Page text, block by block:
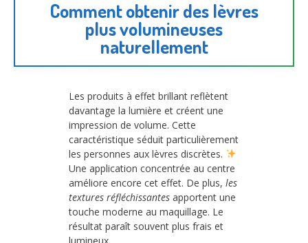
Comment obtenir des lèvres
plus volumineuses
naturellement
Les produits à effet brillant reflètent
davantage la lumière et créent une
impression de volume. Cette
caractéristique séduit particulièrement
les personnes aux lèvres discrètes.
Une application concentrée au centre
améliore encore cet effet. De plus, les
textures réfléchissantes apportent une
touche moderne au maquillage. Le
résultat paraît souvent plus frais et
lumineux.